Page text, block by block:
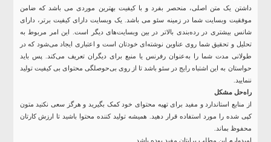
داشتن یک متن اصلی، منحصر بفرد و با کیفیت بهترین موردی می باشد که ضامن
موفقیت وبسایت شما در زمینه سئو می باشد. یک وبسایت دارای کیفیت برتر، دارای
شانس بیشتری در رده‏‌بندی بالاتر در بین وبسایت‌های دیگر است. این امر مربوط به
تحلیل و تحقیق شما روی عناوین نوشت‏ه‌ای خودتان است و اعتباری ایجاد می‏‌شود که در
طولانی مدت شما را به‌عنوان رفرنس یا منبع برای دیگران تعریف می‌کند. پس باید
حواستان به این اشتباه رایج در سئو باشد تا از روی بی‌حوصلگی محتوای بی کیفیت تولید
ننمایید.
راه‌حل مشکل
از منابع استاندارد و مفید برای تهیه محتوای خود کمک بگیرید و هرگز سعی نکنید متون
کپی شده را مورد استفاده قرار دهید. همیشه تولید کننده محتوا باشید تا ارزش کارتان
محفوظ بماند.
امیدوارم این مطلب برایتان مفید بوده باشد.